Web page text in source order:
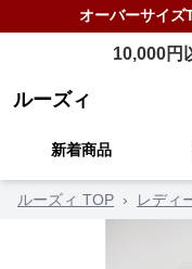
オーバーサイズ
10,000円
ルーズィ
新着商品
ルーズィ TOP › レディ